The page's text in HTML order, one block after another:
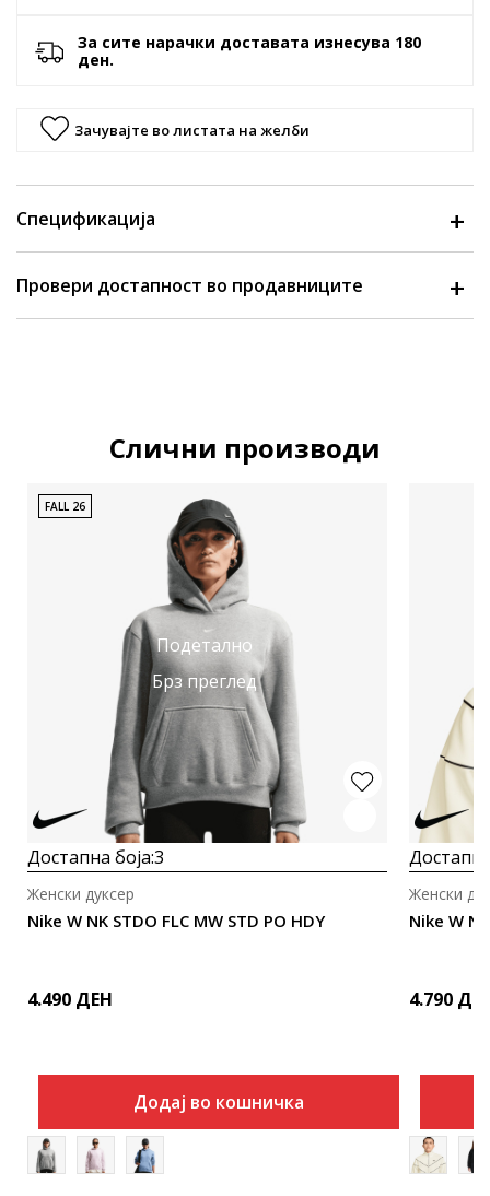
За сите нарачки доставата изнесува 180
ден.
Зачувајте во листата на желби
Спецификација
Провери достапност во продавниците
Слични производи
Подетално
Брз преглед
FALL 26
Достапна боја:3
Nike W NK STDO FLC MW STD PO HDY
Женски дуксер
4.490 ДЕН
Додај во кошничка
Nike W
Женски
4.790